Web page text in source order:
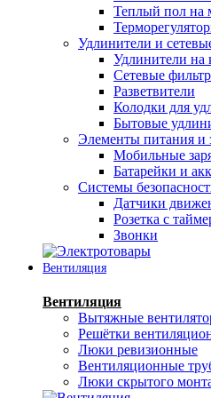
Теплый пол на
Удлинители и
Удлинители на
Сетевые
Разветвители
Колодки для
Бытовые
Элементы питания и
Мобильные
Батарейки и
Системы
Датчики
Розетка с
Звонки
Вентиляция
Вентиляция
Вытяжные
Решётки
Люки ревизионные
Вентиляционные
Люки скрытого